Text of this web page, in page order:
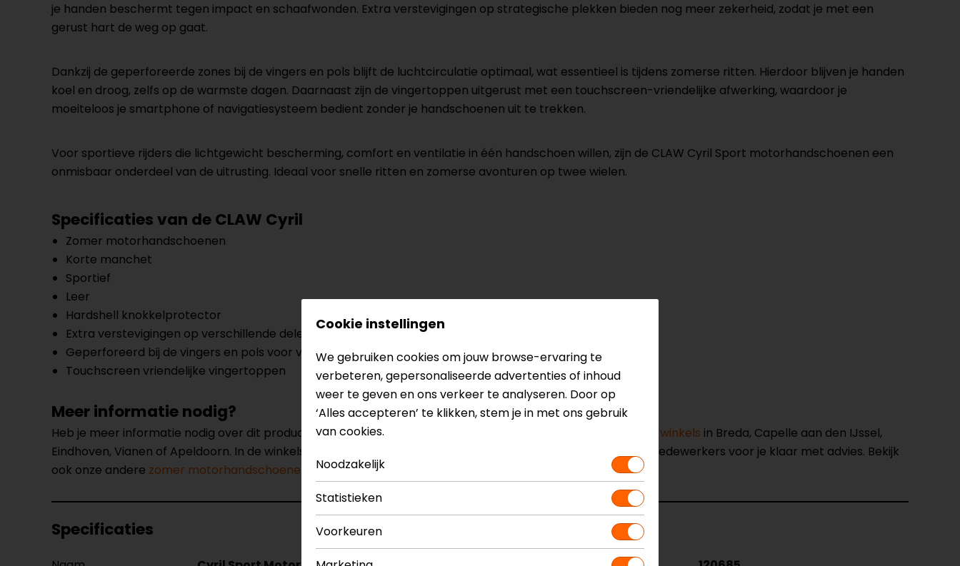
je handen beschermt tegen impact en schaafwonden. Extra verstevigingen op strategische plekken bieden nog meer zekerheid, zodat je met een
gerust hart de weg op gaat.
Dankzij de geperforeerde zones bij de vingers en pols blijft de luchtcirculatie optimaal, wat essentieel is tijdens zomerse ritten. Hierdoor blijven je handen
koel en droog, zelfs op de warmste dagen. Daarnaast zijn de vingertoppen uitgerust met een touchscreen-vriendelijke afwerking, waardoor je
moeiteloos je smartphone of navigatiesysteem bedient zonder je handschoenen uit te trekken.
Voor sportieve rijders die lichtgewicht bescherming, comfort en ventilatie in één handschoen willen, zijn de CLAW Cyril Sport motorhandschoenen een
onmisbaar onderdeel van de uitrusting. Ideaal voor snelle ritten en zomerse avonturen op twee wielen.
Specificaties van de CLAW Cyril
Zomer motorhandschoenen
Korte manchet
Sportief
Leer
Hardshell knokkelprotector
Extra verstevigingen op verschillende delen van de handschoen
Geperforeerd bij de vingers en pols voor ventilatie
Touchscreen vriendelijke vingertoppen
Meer informatie nodig?
Heb je meer informatie nodig over dit product? Neem dancontact onze winkels in Breda, Capelle aan den IJssel,
Eindhoven, Vianen of Apeldoorn. In de winkels kun je het product bekijken & passen en staan onze verkoopmedewerkers voor je klaar met advies. Bekijk
ook onze andere zomer motorhandschoenen.
Specificaties
Cookie instellingen
We gebruiken cookies om jouw browse-ervaring te
verbeteren, gepersonaliseerde advertenties of inhoud
weer te geven en ons verkeer te analyseren. Door op
‘Alles accepteren’ te klikken, stem je in met ons gebruik
van cookies.
Noodzakelijk
Statistieken
Voorkeuren